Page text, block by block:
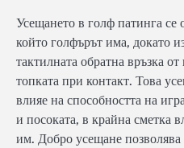
Усещането в голф патинга се
който голфърът има, докато
тактилната обратна връзка
топката при контакт. Това
влияе на способността на
и посоката, в крайна сметка
им. Добро усещане позволява